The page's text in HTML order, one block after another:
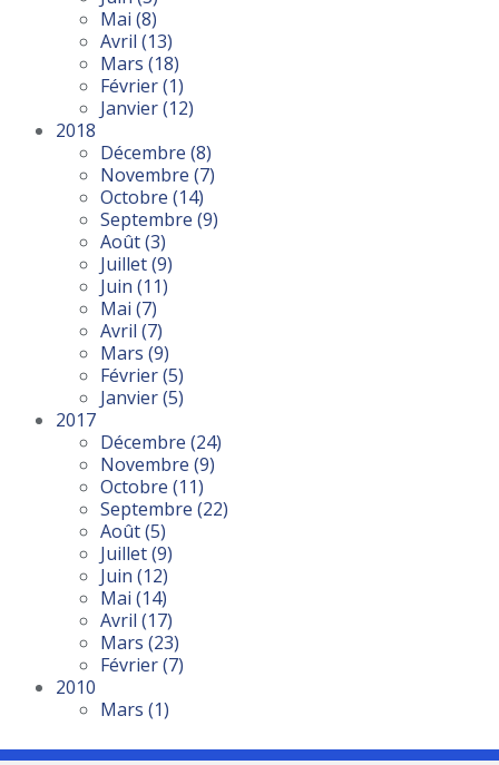
Mai (8)
Avril (13)
Mars (18)
Février(1)
Janvier(12)
2018
Décembre (8)
Novembre (7)
Octobre (14)
Septembre (9)
Août(3)
Juillet(9)
Juin (11)
Mai (7)
Avril (7)
Mars (9)
Février(5)
Janvier(5)
2017
Décembre (24)
Novembre (9)
Octobre (11)
Septembre (22)
Août(5)
Juillet(9)
Juin (12)
Mai (14)
Avril (17)
Mars (23)
Février(7)
2010
Mars (1)